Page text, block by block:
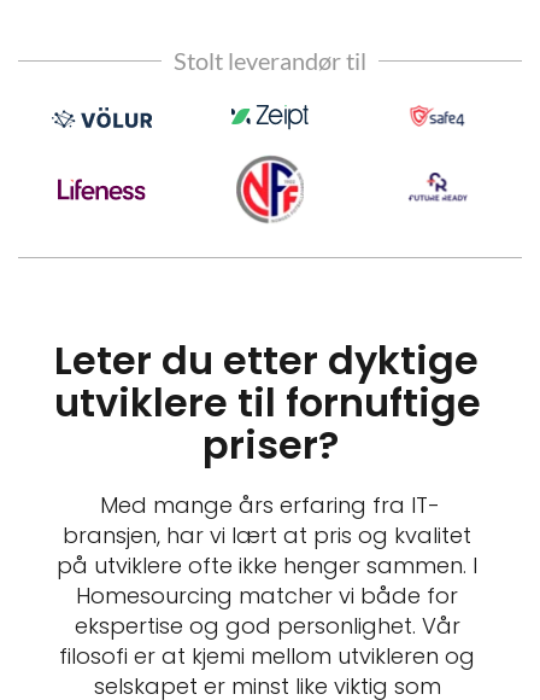
Stolt leverandør til
Leter du etter dyktige
utviklere til fornuftige
priser?
Med mange års erfaring fra IT-
bransjen, har vi lært at pris og kvalitet
på utviklere ofte ikke henger sammen. I
Homesourcing matcher vi både for
ekspertise og god personlighet. Vår
filosofi er at kjemi mellom utvikleren og
selskapet er minst like viktig som